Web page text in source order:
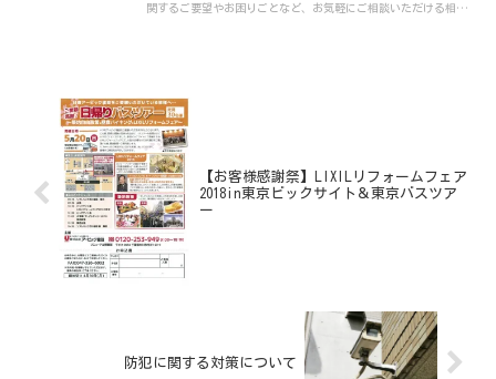
関するご要望やお困りごとなど、お気軽にご相談いただける相談会
【お客様感謝祭】LIXILリフォームフェア
2018in東京ビックサイト＆東京バスツア
ー
防犯に関する対策について